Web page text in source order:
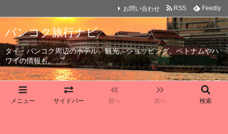
バンコク旅行ナビ
タイ・バンコク周辺のホテル、観光、ショッピング。ベトナムやハ
ワイの情報も。
メニュー サイドバー 前へ 次へ 検索
お問い合わせ RSS Feedly